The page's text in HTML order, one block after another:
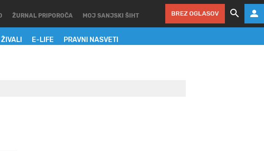
E-LIFE PRAVNI NASVETI
ŽURNAL PRIPOROČA MOJ SANJSKI ŠIHT BREZ OGLASOV